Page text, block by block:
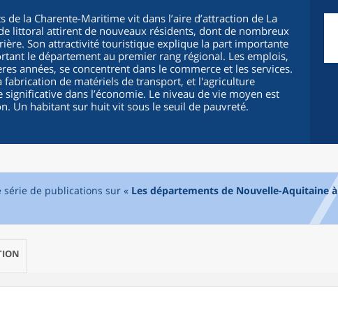
de la Charente-Maritime vit dans l’aire d’attraction de La
littoral attirent de nouveaux résidents, dont de nombreux
Son attractivité touristique explique la part importante
le département au premier rang régional. Les emplois,
années, se concentrent dans le commerce et les services.
fabrication de matériels de transport, et l'agriculture
dans l’économie. Le niveau de vie moyen est
Un habitant sur huit vit sous le seuil de pauvreté.
de publications sur « Les départements de Nouvelle-Aquitaine à